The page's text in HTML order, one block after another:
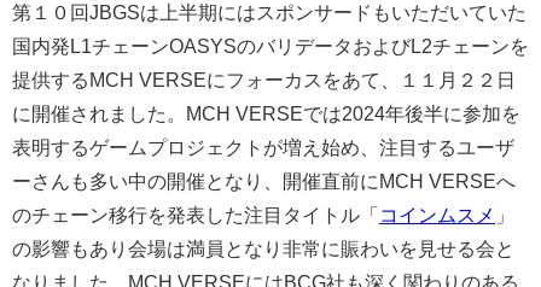
第１０回JBGSは上半期にはスポンサードもいただいていた
国内発L1チェーンOASYSのバリデータおよびL2チェーンを
提供するMCH VERSEにフォーカスをあて、１１月２２日
に開催されました。MCH VERSEでは2024年後半に参加を
表明するゲームプロジェクトが増え始め、注目するユーザ
ーさんも多い中の開催となり、開催直前にMCH VERSEへ
のチェーン移行を発表した注目タイトル「 コインムスメ 」
の影響もあり会場は満員となり非常に賑わいを見せる会と
なりました。MCH VERSEにはBCG社も深く関わりのある